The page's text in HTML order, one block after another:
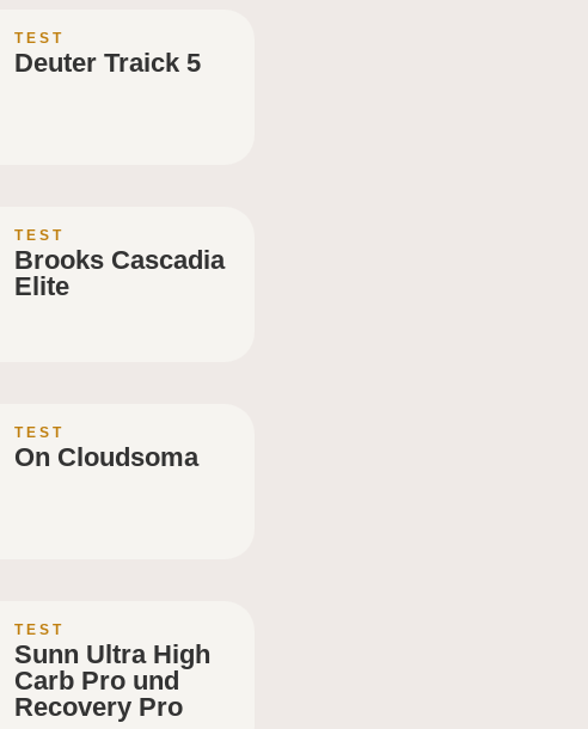
TEST
Deuter Traick 5
TEST
Brooks Cascadia
Elite
TEST
On Cloudsoma
TEST
Sunn Ultra High
Carb Pro und
Recovery Pro